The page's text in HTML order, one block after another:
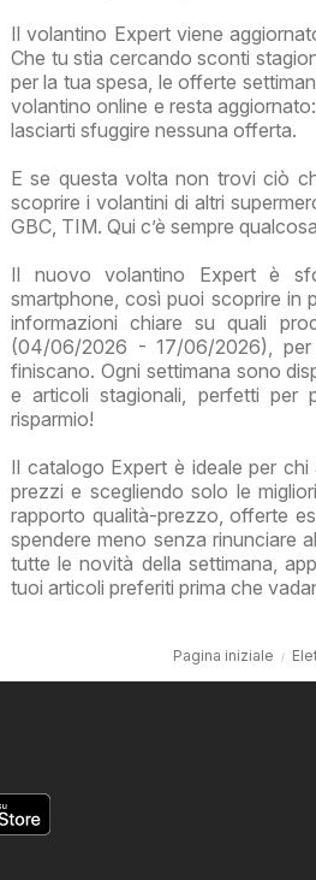
Il volantino Expert viene
Che tu stia cercando sconti
per la tua spesa, le offerte
volantino online e resta
lasciarti sfuggire nessuna offerta.
E se questa volta non trovi ciò
scoprire i volantini di altri
GBC, TIM. Qui c’è sempre
Il nuovo volantino Expert è
smartphone, così puoi scoprire in
informazioni chiare su quali
(04/06/2026 - 17/06/2026),
finiscano. Ogni settimana sono
e articoli stagionali, perfetti per
risparmio!
Il catalogo Expert è ideale per
prezzi e scegliendo solo le
rapporto qualità-prezzo, offerte
spendere meno senza rinunciare
tutte le novità della settimana,
tuoi articoli preferiti prima che
Pagina iniziale